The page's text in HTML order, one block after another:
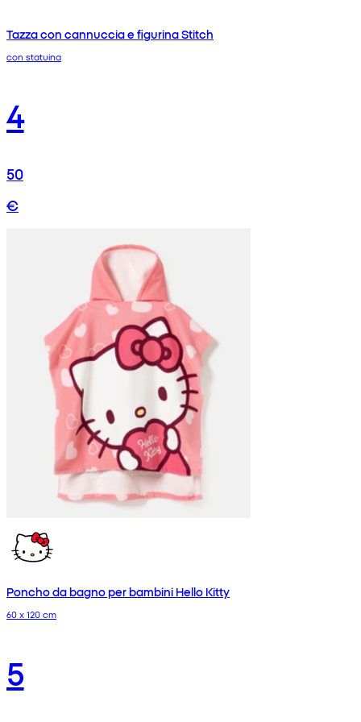
Tazza con cannuccia e figurina Stitch
con statuina
4
50
€
Poncho da bagno per bambini Hello Kitty
60 x 120 cm
5